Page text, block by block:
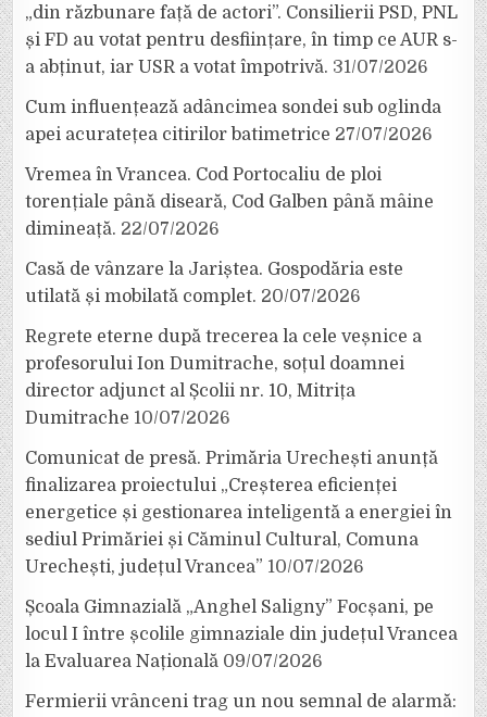
„din răzbunare față de actori”. Consilierii PSD, PNL
și FD au votat pentru desființare, în timp ce AUR s-
a abținut, iar USR a votat împotrivă. 31/07/2026
Cum influențează adâncimea sondei sub oglinda
apei acuratețea citirilor batimetrice 27/07/2026
Vremea în Vrancea. Cod Portocaliu de ploi
torențiale până diseară, Cod Galben până mâine
dimineață. 22/07/2026
Casă de vânzare la Jariștea. Gospodăria este
utilată și mobilată complet. 20/07/2026
Regrete eterne după trecerea la cele veșnice a
profesorului Ion Dumitrache, soțul doamnei
director adjunct al Școlii nr. 10, Mitrița
Dumitrache 10/07/2026
Comunicat de presă. Primăria Urechești anunță
finalizarea proiectului „Creșterea eficienței
energetice și gestionarea inteligentă a energiei în
sediul Primăriei și Căminul Cultural, Comuna
Urechești, județul Vrancea” 10/07/2026
Școala Gimnazială „Anghel Saligny” Focșani, pe
locul I între școlile gimnaziale din județul Vrancea
la Evaluarea Națională 09/07/2026
Fermierii vrânceni trag un nou semnal de alarmă: